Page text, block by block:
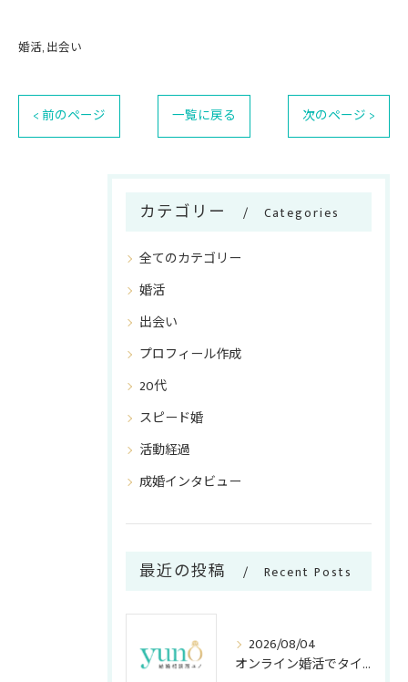
婚活 出会い
< 前のページ 一覧に戻る 次のページ >
カテゴリー Categories
全てのカテゴリー
婚活
出会い
プロフィール作成
20代
スピード婚
活動経過
成婚インタビュー
最近の投稿 Recent Posts
2026/08/04
オンライン婚活でタイパ重視のメリット